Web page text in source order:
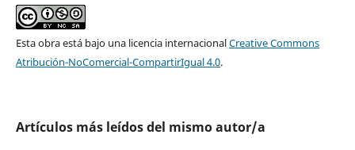
Esta obra está bajo una licencia internacionalCreative Commons
Atribución-NoComercial-CompartirIgual 4.0.
Artículos más leídos del mismo autor/a